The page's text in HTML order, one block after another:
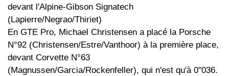
devant l'Alpine-Gibson Signatech
(Lapierre/Negrao/Thiriet)
En GTE Pro, Michael Christensen a placé la Porsche
N°92 (Christensen/Estre/Vanthoor) à la première place,
devant Corvette N°63
(Magnussen/Garcia/Rockenfeller), qui n'est qu'à 0''036.